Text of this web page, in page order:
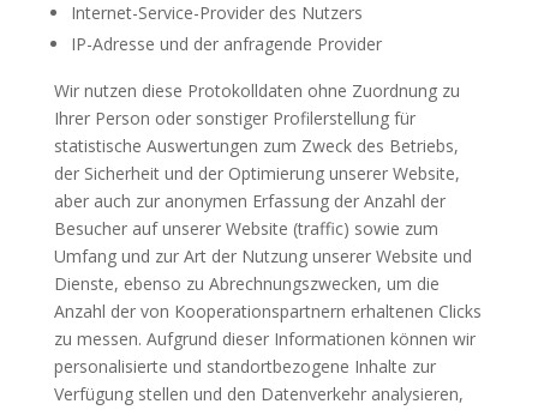
Internet-Service-Provider des Nutzers
IP-Adresse und der anfragende Provider
Wir nutzen diese Protokolldaten ohne Zuordnung zu
Ihrer Person oder sonstiger Profilerstellung für
statistische Auswertungen zum Zweck des Betriebs,
der Sicherheit und der Optimierung unserer Website,
aber auch zur anonymen Erfassung der Anzahl der
Besucher auf unserer Website (traffic) sowie zum
Umfang und zur Art der Nutzung unserer Website und
Dienste, ebenso zu Abrechnungszwecken, um die
Anzahl der von Kooperationspartnern erhaltenen Clicks
zu messen. Aufgrund dieser Informationen können wir
personalisierte und standortbezogene Inhalte zur
Verfügung stellen und den Datenverkehr analysieren,